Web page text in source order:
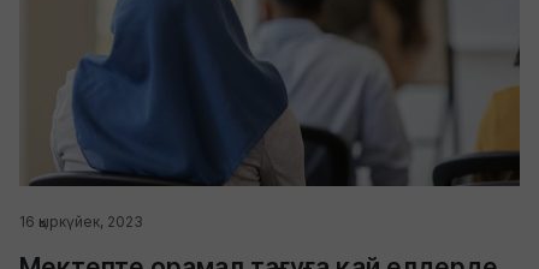
16 қыркүйек, 2023